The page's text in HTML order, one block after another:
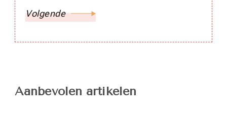
Volgende
Aanbevolen artikelen